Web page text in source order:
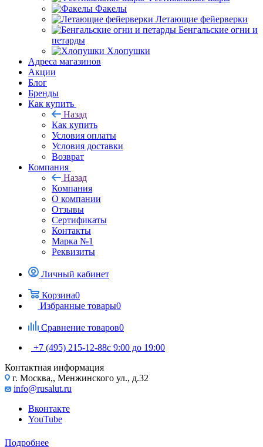
Факелы
Летающие фейерверки
Бенгальские огни и
петарды
Хлопушки
Адреса магазинов
Акции
Блог
Бренды
Как купить
Назад
Как купить
Условия оплаты
Условия доставки
Возврат
Компания
Назад
Компания
О компании
Отзывы
Сертификаты
Контакты
Марка №1
Реквизиты
Личный кабинет
Корзина0
Избранные товары0
Сравнение товаров0
+7 (495) 215-12-88c 9:00 до 19:00
Контактная информация
г. Москва,, Менжинского ул., д.32
info@rusalut.ru
Вконтакте
YouTube
Подробнее